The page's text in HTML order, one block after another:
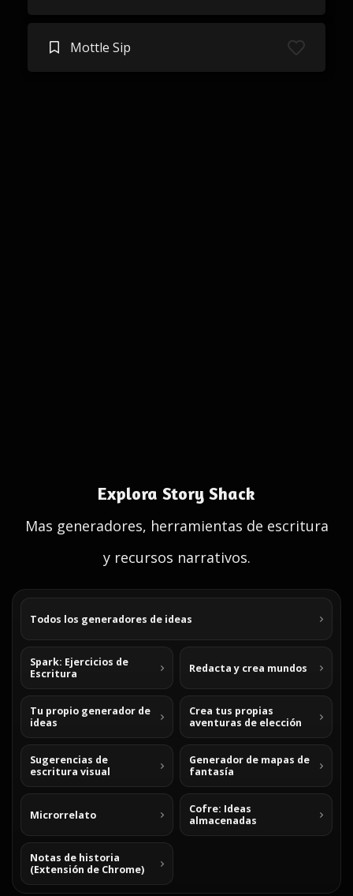
Mottle Sip
Explora Story Shack
Mas generadores, herramientas de escritura
y recursos narrativos.
Todos los generadores de ideas
Spark: Ejercicios de
Escritura
Redacta y crea mundos
Tu propio generador de
ideas
Crea tus propias
aventuras de elección
Sugerencias de
escritura visual
Generador de mapas de
fantasía
Microrrelato
Cofre: Ideas
almacenadas
Notas de historia
(Extensión de Chrome)